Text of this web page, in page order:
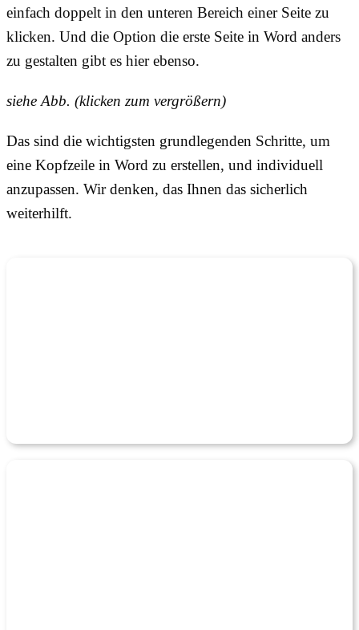
einfach doppelt in den unteren Bereich einer Seite zu
klicken. Und die Option die erste Seite in Word anders
zu gestalten gibt es hier ebenso.
siehe Abb. (klicken zum vergrößern)
Das sind die wichtigsten grundlegenden Schritte, um
eine Kopfzeile in Word zu erstellen, und individuell
anzupassen. Wir denken, das Ihnen das sicherlich
weiterhilft.